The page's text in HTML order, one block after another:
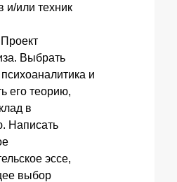
и/или техник
Выбрать
психоаналитика и
его теорию,
в
Написать
эссе,
выбор